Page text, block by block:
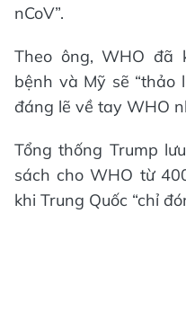
nCoV”.
Theo ông, WHO đã
bệnh và Mỹ sẽ “thảo
đáng lẽ về tay WHO
Tổng thống Trump
sách cho WHO từ
khi Trung Quốc “chỉ